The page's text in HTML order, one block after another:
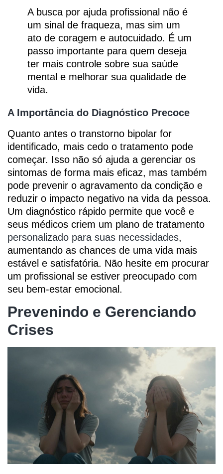
A busca por ajuda profissional não é
um sinal de fraqueza, mas sim um
ato de coragem e autocuidado. É um
passo importante para quem deseja
ter mais controle sobre sua saúde
mental e melhorar sua qualidade de
vida.
A Importância do Diagnóstico Precoce
Quanto antes o transtorno bipolar for
identificado, mais cedo o tratamento pode
começar. Isso não só ajuda a gerenciar os
sintomas de forma mais eficaz, mas também
pode prevenir o agravamento da condição e
reduzir o impacto negativo na vida da pessoa.
Um diagnóstico rápido permite que você e
seus médicos criem um plano de tratamento
personalizado para suas necessidades,
aumentando as chances de uma vida mais
estável e satisfatória. Não hesite em procurar
um profissional se estiver preocupado com
seu bem-estar emocional.
Prevenindo e Gerenciando
Crises